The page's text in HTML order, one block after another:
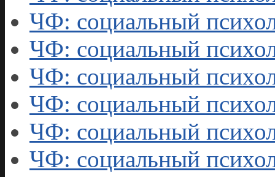
ЧФ: социальный
ЧФ: социальный
ЧФ: социальный
ЧФ: социальный
ЧФ: социальный
ЧФ: социальный